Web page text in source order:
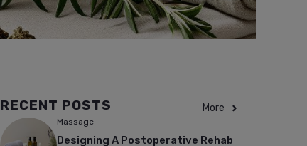
RECENT POSTS More
Massage
Designing A Postoperative Rehab